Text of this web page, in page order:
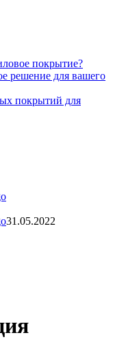
покрытие?
решение для вашего
покрытий для
31.05.2022